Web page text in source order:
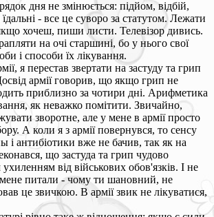
дня не змінюється: підйом, відбій,
- все це суворо за статутом. Лежати
хочеш, пиши листи. Телевізор дивись.
на очі старшині, бо у нього свої
і способи їх лікування.
я перестав звертати на застуду та грип
армії говорив, що якщо грип не
приблизно за чотири дні. Арифметика
як неважко помітити. Звичайно,
зворотне, але у мене в армії просто
А коли я з армії повернувся, то сенсу
і антибіотики вже не бачив, так як на
що застуда та грип чудово
від військових обов'язків. І не
питали - чому ти шановний, не
це звичкою. В армії звик не лікуватися,